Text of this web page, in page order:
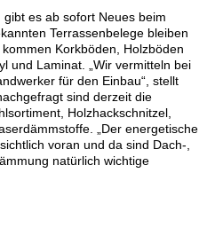
es ab sofort Neues beim
Terrassenbelege bleiben
Korkböden, Holzböden
und Laminat. „Wir vermitteln bei
für den Einbau“, stellt
sind derzeit die
Holzhackschnitzel,
„Der energetische
voran und da sind Dach-,
natürlich wichtige